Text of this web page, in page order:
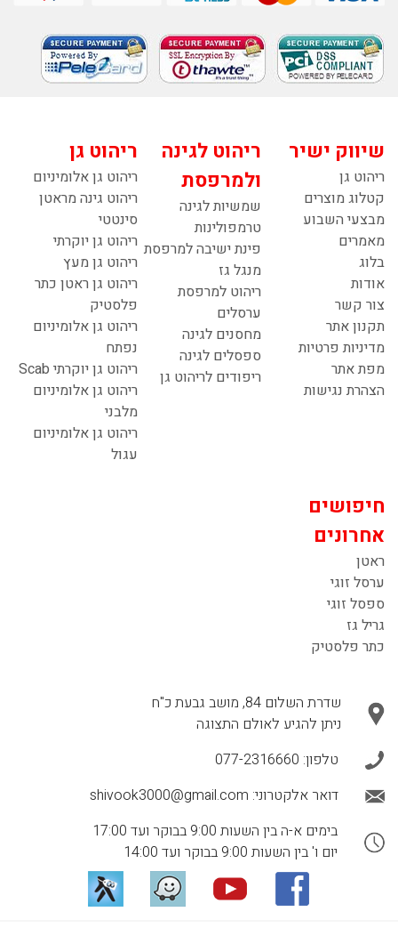
שיווק ישיר
ריהוט גן
קטלוג מוצרים
מבצעי השבוע
מאמרים
בלוג
אודות
צור קשר
תקנון אתר
מדיניות פרטיות
מפת אתר
הצהרת נגישות
ריהוט לגינה
ולמרפסת
שמשיות לגינה
טרמפולינות
פינת ישיבה למרפסת
מנגל גז
ריהוט למרפסת
ערסלים
מחסנים לגינה
ספסלים לגינה
ריפודים לריהוט גן
ריהוט גן
ריהוט גן אלומיניום
ריהוט גינה מראטן
סינטטי
ריהוט גן יוקרתי
ריהוט גן מעץ
ריהוט גן ראטן כתר
פלסטיק
ריהוט גן אלומיניום
נפתח
ריהוט גן יוקרתי Scab
ריהוט גן אלומיניום
מלבני
ריהוט גן אלומיניום
עגול
חיפושים
אחרונים
ראטן
ערסל זוגי
ספסל זוגי
גריל גז
כתר פלסטיק
שדרת השלום 84, מושב גבעת כ"ח
ניתן להגיע לאולם התצוגה
טלפון: 077-2316660
דואר אלקטרוני: shivook3000@gmail.com
בימים א-ה בין השעות 9:00 בבוקר ועד 17:00
יום ו' בין השעות 9:00 בבוקר ועד 14:00